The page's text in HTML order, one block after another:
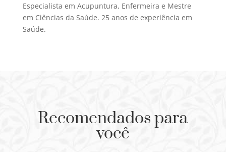
Especialista em Acupuntura, Enfermeira e Mestre
em Ciências da Saúde. 25 anos de experiência em
Saúde.
Recomendados para
você